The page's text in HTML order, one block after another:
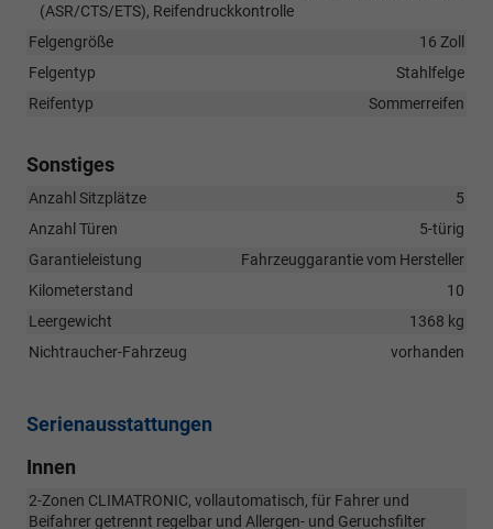
(ASR/CTS/ETS), Reifendruckkontrolle
Felgengröße
16 Zoll
Felgentyp
Stahlfelge
Reifentyp
Sommerreifen
Sonstiges
Anzahl Sitzplätze
5
Anzahl Türen
5-türig
Garantieleistung
Fahrzeuggarantie vom Hersteller
Kilometerstand
10
Leergewicht
1368 kg
Nichtraucher-Fahrzeug
vorhanden
Serienausstattungen
Innen
2-Zonen CLIMATRONIC, vollautomatisch, für Fahrer und
Beifahrer getrennt regelbar und Allergen- und Geruchsfilter